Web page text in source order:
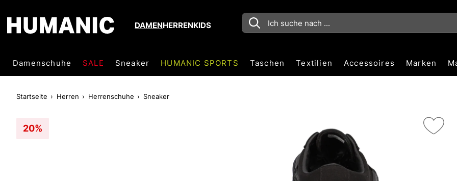
DAMENHERRENKIDS
Damenschuhe SALE Sneaker HUMANIC SPORTS Taschen Textilien Accessoires Marken
Startseite Herren Herrenschuhe Sneaker
20%